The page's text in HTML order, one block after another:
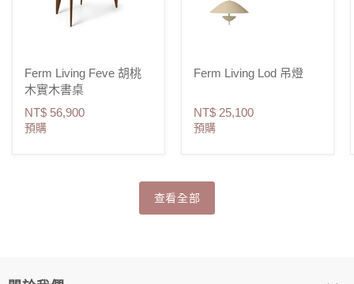
Ferm Living Feve 胡桃
木實木書桌
NT$ 56,900
預購
Ferm Living Lod 吊燈
NT$ 25,100
預購
查看全部